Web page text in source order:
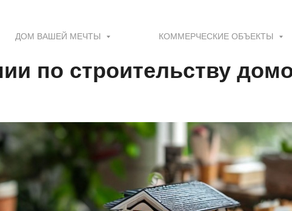
ДОМ ВАШЕЙ МЕЧТЫ КОММЕРЧЕСКИЕ ОБЪЕКТЫ
по строительству